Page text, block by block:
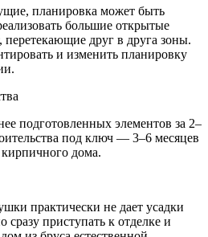
планировка может быть
большие открытые
перетекающие друг в друга зоны.
и изменить планировку
подготовленных элементов за 2–
под ключ — 3–6 месяцев
дома.
практически не дает усадки
приступать к отделке и